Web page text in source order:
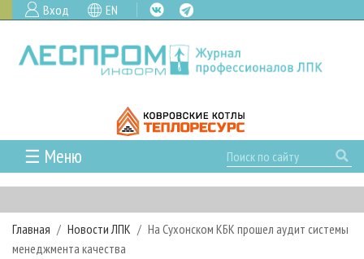
Вход EN
☰ Меню
ГЛАВНАЯ
РУБРИКИ И ТЕМЫ
РУБРИКИ ЖУРНАЛА
НОВОСТИ
Главная Новости ЛПК
На Сухонском КБК прошел аудит системы
менеджмента качества